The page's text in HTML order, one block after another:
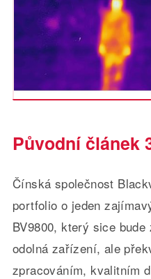
Původní článek
Čínská společnost
portfolio o jeden
BV9800, který sice
odolná zařízení, ale
zpracováním, kvalitním